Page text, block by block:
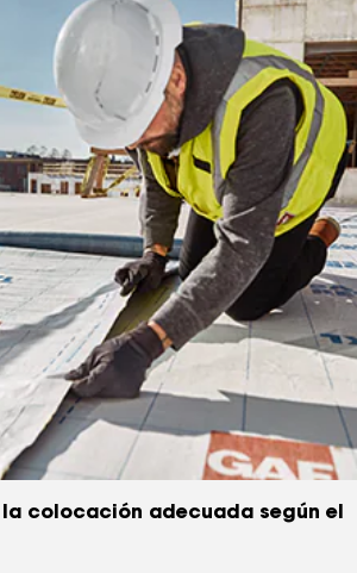
la colocación adecuada según el